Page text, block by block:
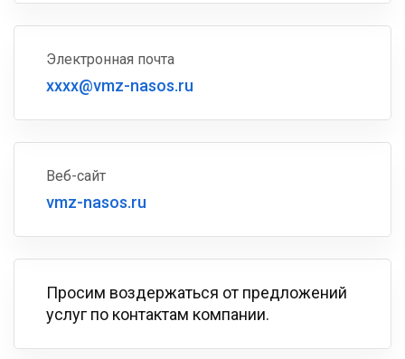
Электронная почта
xxxx@vmz-nasos.ru
Веб-сайт
vmz-nasos.ru
Просим воздержаться от предложений
услуг по контактам компании.